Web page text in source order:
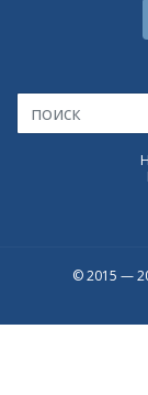
© 2015 —